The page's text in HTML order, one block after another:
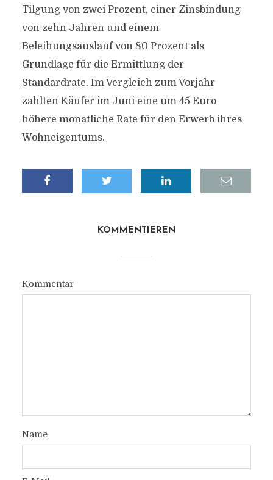
Tilgung von zwei Prozent, einer Zinsbindung
von zehn Jahren und einem
Beleihungsauslauf von 80 Prozent als
Grundlage für die Ermittlung der
Standardrate. Im Vergleich zum Vorjahr
zahlten Käufer im Juni eine um 45 Euro
höhere monatliche Rate für den Erwerb ihres
Wohneigentums.
KOMMENTIEREN
Kommentar
Name